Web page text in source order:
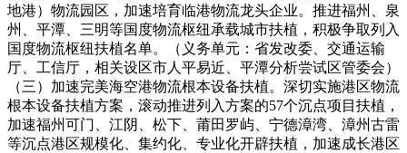
地港）物流园区，加速培育临港物流龙头企业。推进福州、泉
州、平潭、三明等国度物流枢纽承载城市扶植，积极争取列入
国度物流枢纽扶植名单。（义务单元：省发改委、交通运输
厅、工信厅，相关设区市人平易近、平潭分析尝试区管委会）
（三）加速完美海空港物流根本设备扶植。深切实施港区物流
根本设备扶植方案，滚动推进列入方案的57个沉点项目扶植，
加速福州可门、江阴、松下、莆田罗屿、宁德漳湾、漳州古雷
等沉点港区规模化、集约化、专业化开辟扶植，加速成长港区